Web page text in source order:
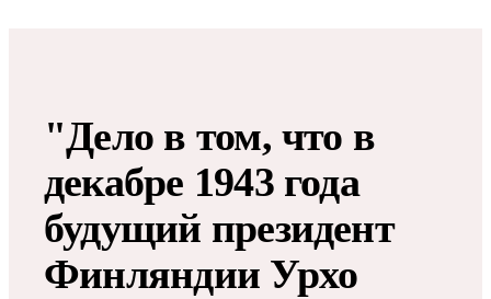
"Дело в том, что в
декабре 1943 года
будущий президент
Финляндии Урхо